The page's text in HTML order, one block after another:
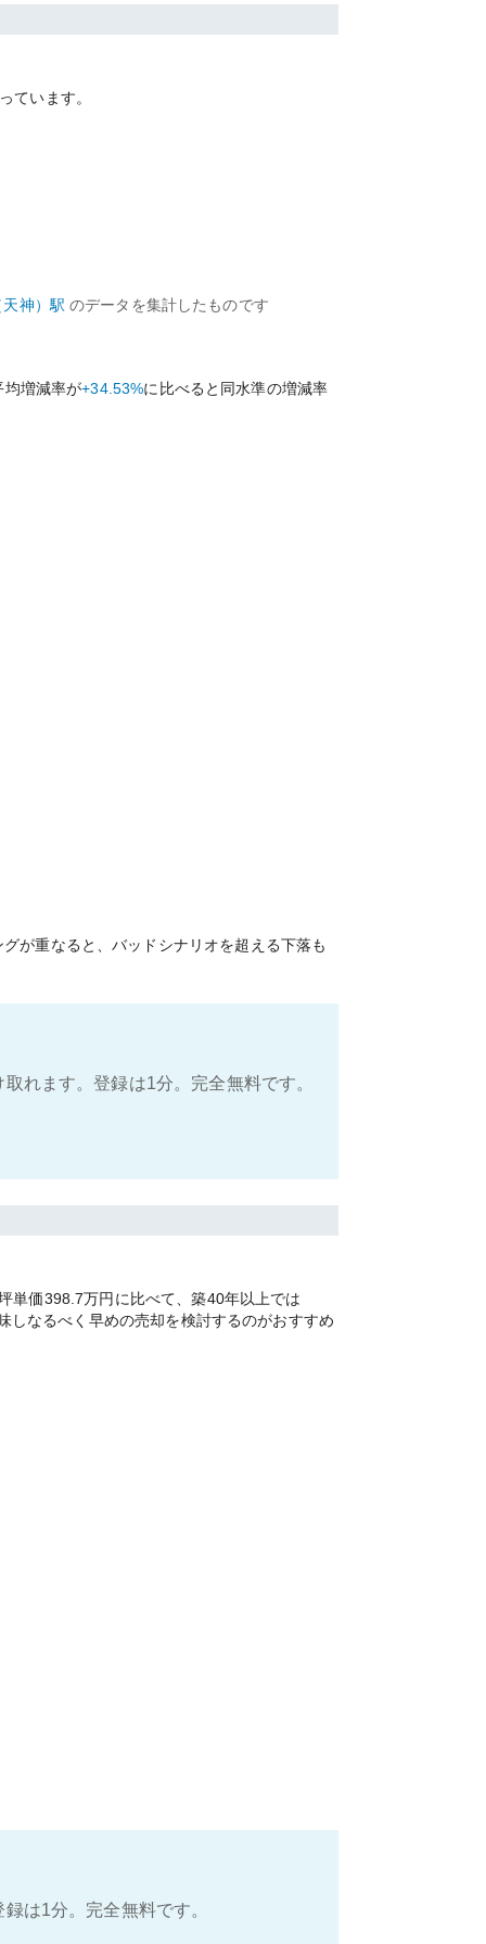
ています。
神） 駅 のデータを集計したものです
均増減率が+34.53%に比べると 同水準の増減率
が重なると、バッドシナリオを超える下落も
れます。登録は1分。完全無料です。
単価398.7万円に比べて、築40年以上では
なるべく早めの売却を検討するのがおすすめ
は1分。完全無料です。